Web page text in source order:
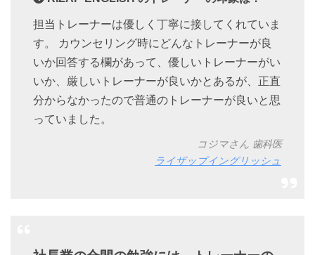
担当トレーナーは優しく丁寧に接してくれていま
す。 カウンセリング時にどんなトレーナーが良
いか回答する欄があって、優しいトレーナーがい
いか、厳しいトレーナーが良いかとあるが、正直
分からなかったので普通のトレーナーが良いと思
っていました。
コジマさん 歯科医
ライザップイングリッシュ